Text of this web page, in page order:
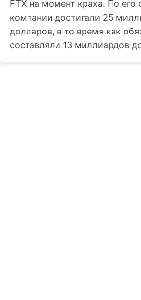
FTX на момент краха. По его
компании достигали 25
долларов, в то время как
составляли 13 миллиардов